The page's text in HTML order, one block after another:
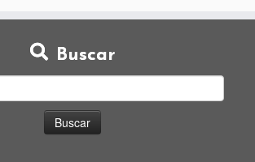
Buscar